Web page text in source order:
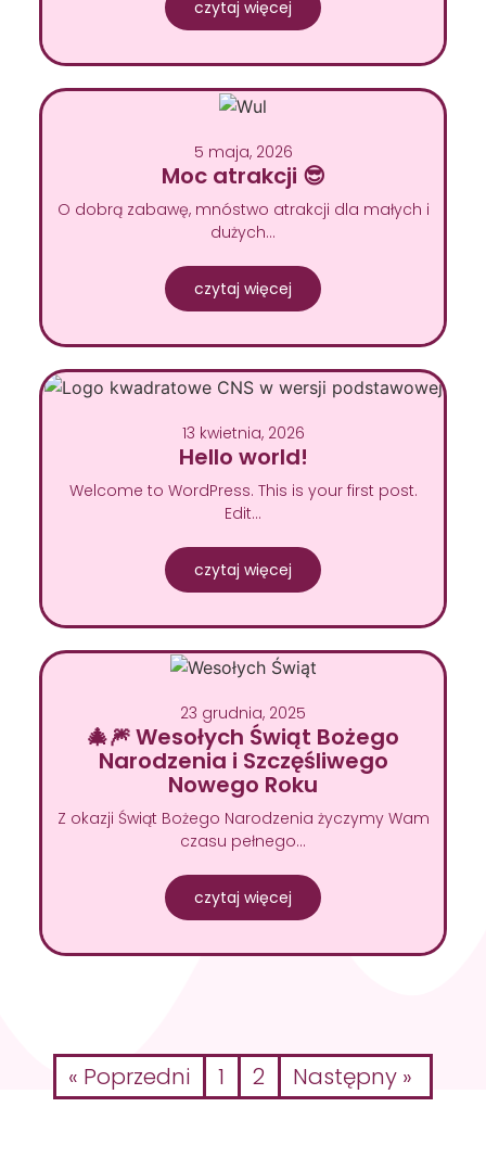
czytaj więcej
5 maja, 2026
Moc atrakcji 😎
O dobrą zabawę, mnóstwo atrakcji dla małych i
dużych…
czytaj więcej
13 kwietnia, 2026
Hello world!
Welcome to WordPress. This is your first post.
Edit…
czytaj więcej
23 grudnia, 2025
🎄🎆 Wesołych Świąt Bożego
Narodzenia i Szczęśliwego
Nowego Roku
Z okazji Świąt Bożego Narodzenia życzymy Wam
czasu pełnego…
czytaj więcej
« Poprzedni 1 2 Następny »